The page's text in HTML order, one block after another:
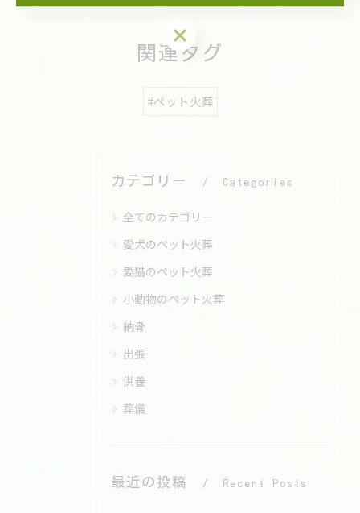
関連タグ
#ペット火葬
カテゴリー Categories
全てのカテゴリー
愛犬のペット火葬
愛猫のペット火葬
小動物のペット火葬
納骨
出張
供養
葬儀
最近の投稿 Recent Posts
お気軽にご相談ください